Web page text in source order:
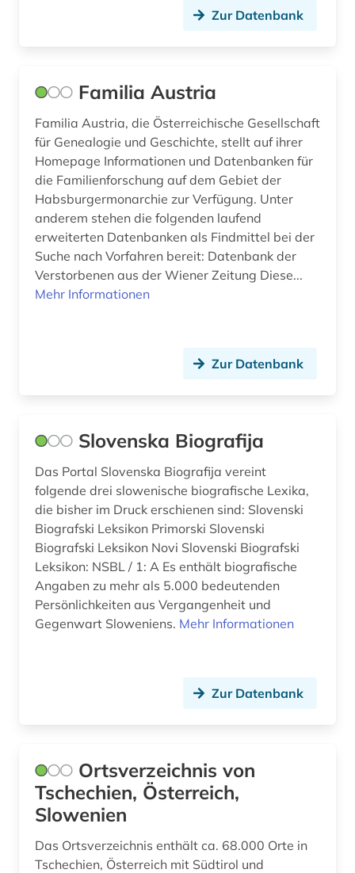
Zur Datenbank
Familia Austria
Familia Austria, die Österreichische Gesellschaft
für Genealogie und Geschichte, stellt auf ihrer
Homepage Informationen und Datenbanken für
die Familienforschung auf dem Gebiet der
Habsburgermonarchie zur Verfügung. Unter
anderem stehen die folgenden laufend
erweiterten Datenbanken als Findmittel bei der
Suche nach Vorfahren bereit: Datenbank der
Verstorbenen aus der Wiener Zeitung Diese...
Mehr Informationen
Zur Datenbank
Slovenska Biografija
Das Portal Slovenska Biografija vereint
folgende drei slowenische biografische Lexika,
die bisher im Druck erschienen sind: Slovenski
Biografski Leksikon Primorski Slovenski
Biografski Leksikon Novi Slovenski Biografski
Leksikon: NSBL / 1: A Es enthält biografische
Angaben zu mehr als 5.000 bedeutenden
Persönlichkeiten aus Vergangenheit und
Gegenwart Sloweniens. Mehr Informationen
Zur Datenbank
Ortsverzeichnis von
Tschechien, Österreich,
Slowenien
Das Ortsverzeichnis enthält ca. 68.000 Orte in
Tschechien, Österreich mit Südtirol und